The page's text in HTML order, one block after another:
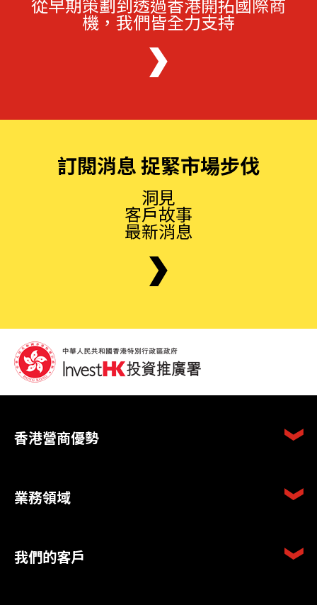
機，我們皆全力支持
訂閱消息 捉緊市場步伐
洞見
客戶故事
最新消息
香港營商優勢
業務領域
我們的客戶